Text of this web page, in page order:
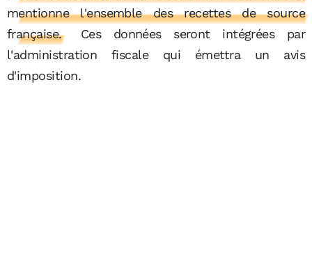
mentionne l'ensemble des recettes de source
française.
Ces données seront intégrées par
l'administration fiscale qui émettra un avis
d'imposition.